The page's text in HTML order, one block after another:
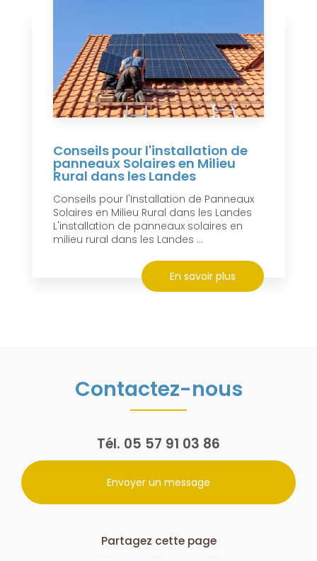
Conseils pour l'installation de
panneaux Solaires en Milieu
Rural dans les Landes
Conseils pour l'Installation de Panneaux
Solaires en Milieu Rural dans les Landes
L'installation de panneaux solaires en
milieu rural dans les Landes ...
En savoir plus
Contactez-nous
Tél. 05 57 91 03 86
Envoyer un message
Partagez cette page